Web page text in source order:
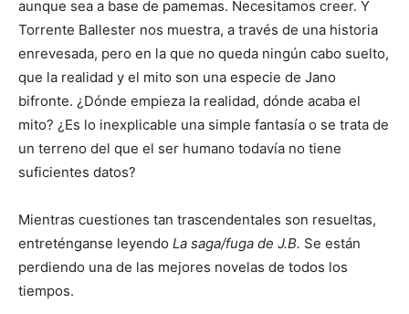
aunque sea a base de pamemas. Necesitamos creer. Y
Torrente Ballester nos muestra, a través de una historia
enrevesada, pero en la que no queda ningún cabo suelto,
que la realidad y el mito son una especie de Jano
bifronte. ¿Dónde empieza la realidad, dónde acaba el
mito? ¿Es lo inexplicable una simple fantasía o se trata de
un terreno del que el ser humano todavía no tiene
suficientes datos?
Mientras cuestiones tan trascendentales son resueltas,
entreténganse leyendo La saga/fuga de J.B. Se están
perdiendo una de las mejores novelas de todos los
tiempos.